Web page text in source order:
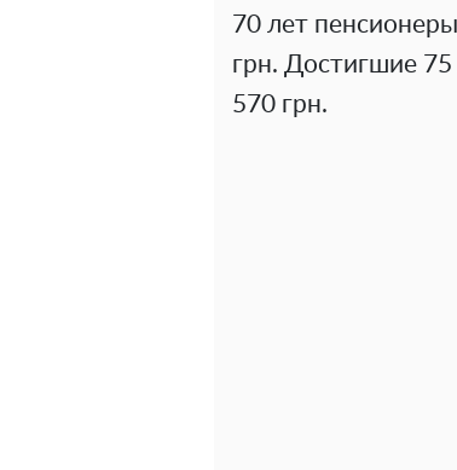
70 лет
грн. Достигшие 75
570 грн.